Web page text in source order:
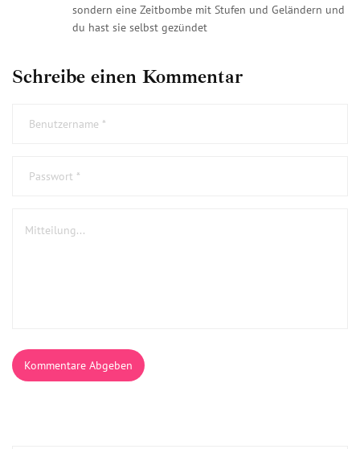
sondern eine Zeitbombe mit Stufen und Geländern und
du hast sie selbst gezündet
Schreibe einen Kommentar
Kommentare Abgeben